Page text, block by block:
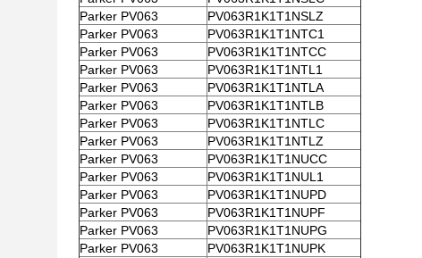
Parker PV063
PV063R1K1T1NSLZ
Parker PV063
PV063R1K1T1NTC1
Parker PV063
PV063R1K1T1NTCC
Parker PV063
PV063R1K1T1NTL1
Parker PV063
PV063R1K1T1NTLA
Parker PV063
PV063R1K1T1NTLB
Parker PV063
PV063R1K1T1NTLC
Parker PV063
PV063R1K1T1NTLZ
Parker PV063
PV063R1K1T1NUCC
Parker PV063
PV063R1K1T1NUL1
Parker PV063
PV063R1K1T1NUPD
Parker PV063
PV063R1K1T1NUPF
Parker PV063
PV063R1K1T1NUPG
Parker PV063
PV063R1K1T1NUPK